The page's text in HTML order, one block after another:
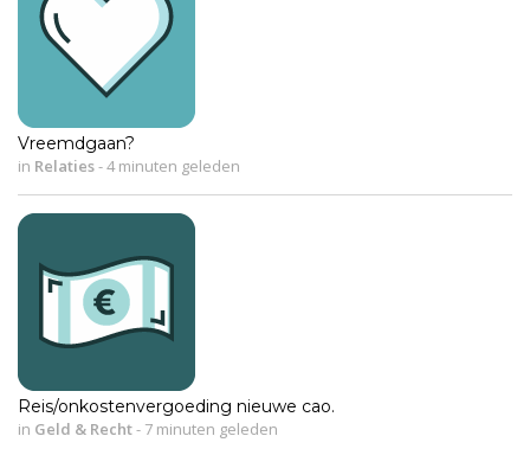
Vreemdgaan?
in Relaties-4 minuten geleden
Reis/onkostenvergoeding nieuwe cao.
in Geld & Recht- 7 minuten geleden